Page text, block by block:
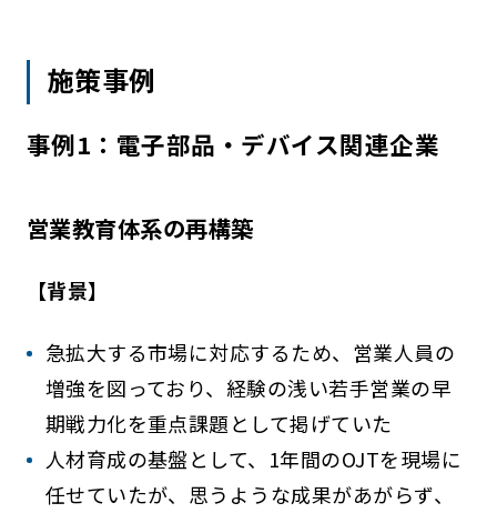
施策事例
事例1：電子部品・デバイス関連企業
営業教育体系の再構築
【背景】
急拡大する市場に対応するため、営業人員の
増強を図っており、経験の浅い若手営業の早
期戦力化を重点課題として掲げていた
人材育成の基盤として、1年間のOJTを現場に
任せていたが、思うような成果があがらず、